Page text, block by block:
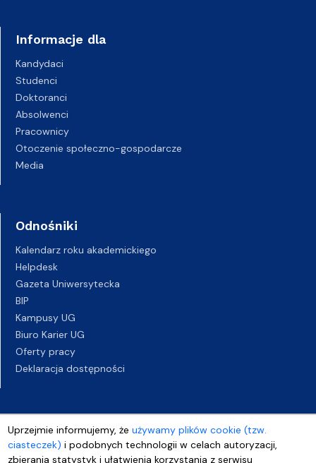
Uprzejmie informujemy, żeużywamy plików cookie (tzw.
ciasteczek) i podobnych technologii w celach autoryzacji,
zbierania statystyk i ułatwienia korzystania z serwisu
Informacje dla
Kandydaci
Studenci
Doktoranci
Absolwenci
Pracownicy
Otoczenie społeczno-gospodarcze
Media
Odnośniki
Kalendarz roku akademickiego
Helpdesk
Gazeta Uniwersytecka
BIP
Kampusy UG
Biuro Karier UG
Oferty pracy
Deklaracja dostępności